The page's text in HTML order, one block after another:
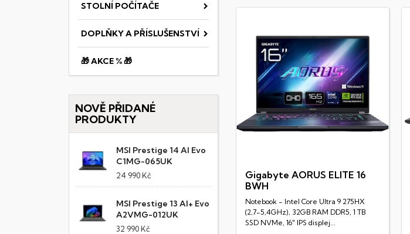
STOLNÍ POČÍTAČE
DOPLŇKY A PŘÍSLUŠENSTVÍ
🎁 AKCE % 🎁
NOVĚ PŘIDANÉ
PRODUKTY
MSI Prestige 14 AI Evo
C1MG-065UK
24 990 Kč
MSI Prestige 13 AI+ Evo
A2VMG-012UK
32 990 Kč
Gigabyte AORUS ELITE 16
BWH
Notebook - Intel Core Ultra 9 275HX
(2,7-5,4GHz), 32GB RAM DDR5, 1 TB
SSD NVMe, 16" IPS displej...